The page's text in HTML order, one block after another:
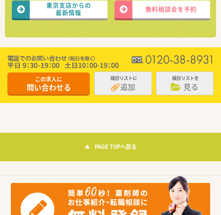
東京支店からの
最新情報
無料相談会を予約
この求人に
問い合わせる
検討リストに
追加
検討リストを
見る
PAGE TOPへ戻る